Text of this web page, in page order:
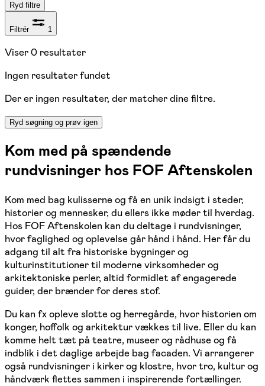
Ryd filtre
Filtrér 1
Viser0 resultater
Ingen resultater fundet
Der er ingen resultater, der matcher dine filtre.
Ryd søgning og prøv igen
Kom med på spændende
rundvisninger hos FOF Aftenskolen
Kom med bag kulisserne og få en unik indsigt i steder,
historier og mennesker, du ellers ikke møder til hverdag.
Hos FOF Aftenskolen kan du deltage i rundvisninger,
hvor faglighed og oplevelse går hånd i hånd. Her får du
adgang til alt fra historiske bygninger og
kulturinstitutioner til moderne virksomheder og
arkitektoniske perler, altid formidlet af engagerede
guider, der brænder for deres stof.
Du kan fx opleve slotte og herregårde, hvor historien om
konger, hoffolk og arkitektur vækkes til live. Eller du kan
komme helt tæt på teatre, museer og rådhuse og få
indblik i det daglige arbejde bag facaden. Vi arrangerer
også rundvisninger i kirker og klostre, hvor tro, kultur og
håndværk flettes sammen i inspirerende fortællinger.